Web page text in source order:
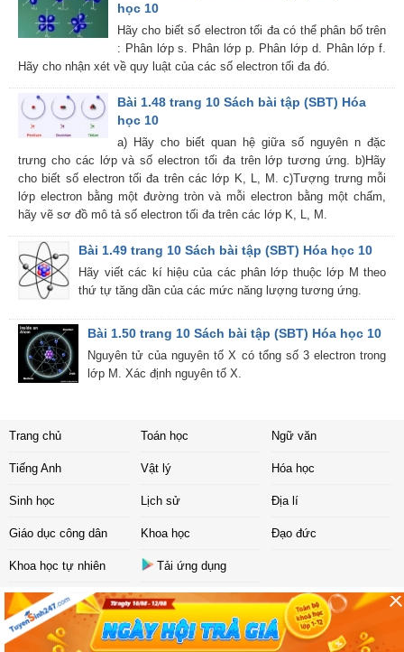
học 10
Hãy cho biết số electron tối đa có thể phân bố trên
: Phân lớp s. Phân lớp p. Phân lớp d. Phân lớp f.
Hãy cho nhận xét về quy luật của các số electron tối đa đó.
Bài 1.48 trang 10 Sách bài tập (SBT) Hóa
học 10
a) Hãy cho biết quan hệ giữa số nguyên n đặc
trưng cho các lớp và số electron tối đa trên lớp tương ứng. b)Hãy
cho biết số electron tối đa trên các lớp K, L, M. c)Tượng trưng mỗi
lớp electron bằng một đường tròn và mỗi electron bằng một chấm,
hãy vẽ sơ đồ mô tả số electron tối đa trên các lớp K, L, M.
Bài 1.49 trang 10 Sách bài tập (SBT) Hóa học 10
Hãy viết các kí hiệu của các phân lớp thuộc lớp M theo
thứ tự tăng dần của các mức năng lượng tương ứng.
Bài 1.50 trang 10 Sách bài tập (SBT) Hóa học 10
Nguyên tử của nguyên tố X có tổng số 3 electron trong
lớp M. Xác định nguyên tố X.
Trang chủ Toán học Ngữ văn
Tiếng Anh Vật lý Hóa học
Sinh học Lịch sử Địa lí
Giáo dục công dân Khoa học Đạo đức
Khoa học tự nhiên Tải ứng dụng
Liên hệ|Chính sách
Copyright ©2017 Sachbaitap.com